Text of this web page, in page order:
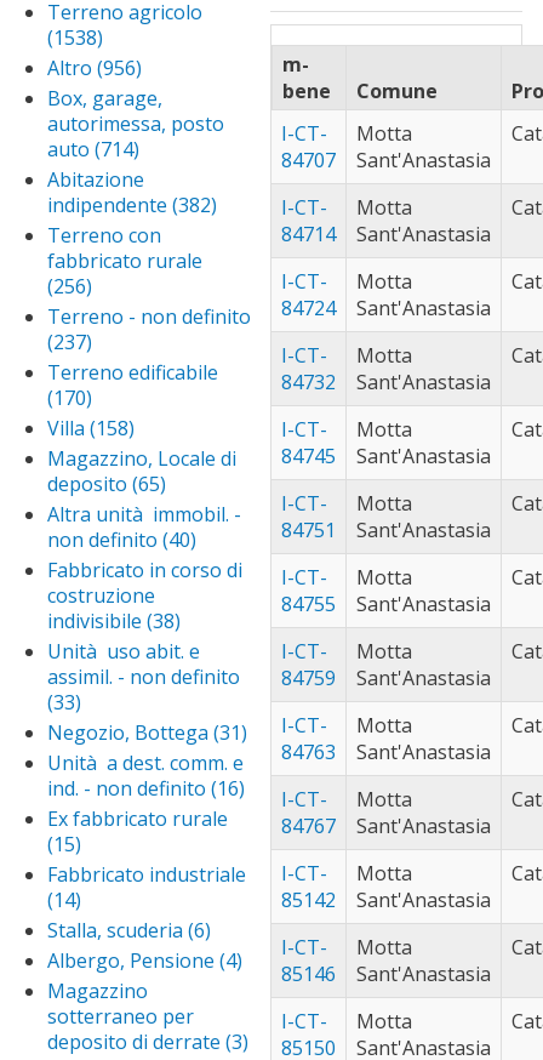
trapani (591)Apply trapani filter
filter
caccamo (46)
(271)
campobello
di mazara
(30)Apply
campobello
di mazara
filter
canicattì (59)
capaci (34)Apply
filter
carini (94)Apply
carini
filter
castellammare
del golfo (40)
castelvetrano
(130)
Apply
catania (129)
ciminna (26)
cinisi (43)Apply
cinisi
filter
corleone (37)
custonaci (29)
erice (27)Apply
erice
filter
furnari (93)
filter
gela (52)Apply
filter
licata (109)
Apply
marsala (35)
mazara del
vallo (68)
Apply
mazara
del
vallo
filter
messina (69)
misilmeri (63)
misterbianco
(30)Apply
filter
monreale
(130)Apply
monreale
sant'anastasia
(230)Apply
filter
naro (59)
Apply
naro
noto (48)Apply
Appartamento
in condominio
Terreno agricolo
(1538)
agricolo filter
Altro (956)
filter
Box, garage,
autorimessa, posto
auto (714)
garage,
autorimessa,
posto auto
filter
Abitazione
indipendente (382)
Abitazione
indipendente
Terreno con
fabbricato rurale
(256)
con fabbricato
Terreno - non definito
(237)
non definito filter
Terreno edificabile
(170)
edificabile filter
Villa (158)
filter
Magazzino, Locale di
deposito (65)
Magazzino,
Locale di
deposito
filter
Altra unità immobil. -
non definito (40)
Altra
- non
definito
filter
Fabbricato in corso di
costruzione
indivisibile (38)
Fabbricato
in corso di
costruzione
indivisibile
filter
Unità uso abit. e
assimil. - non definito
(33)
abit. e assimil. - non
definito filter
Negozio, Bottega (31) Apply
Negozio,
Bottega
filter
Unità a dest. comm. e
ind. - non definito (16) Apply
Unità
a dest.
comm.
e ind. -
definito
filter
Ex fabbricato rurale
(15)
rurale filter
Fabbricato industriale
(14)
industriale filter
Stalla, scuderia (6)
Stalla,
scuderia
Albergo, Pensione (4) Apply
Albergo,
Pensione
filter
Magazzino
sotterraneo per
deposito di derrate (3) Apply
m-
bene
Comune
I-CT-
84707
Motta
Sant'Anastasia
I-CT-
84714
Motta
Sant'Anastasia
I-CT-
84724
Motta
Sant'Anastasia
I-CT-
84732
Motta
Sant'Anastasia
I-CT-
84745
Motta
Sant'Anastasia
I-CT-
84751
Motta
Sant'Anastasia
I-CT-
84755
Motta
Sant'Anastasia
I-CT-
84759
Motta
Sant'Anastasia
I-CT-
84763
Motta
Sant'Anastasia
I-CT-
84767
Motta
Sant'Anastasia
I-CT-
85142
Motta
Sant'Anastasia
I-CT-
85146
Motta
Sant'Anastasia
I-CT-
85150
Motta
Sant'Anastasia